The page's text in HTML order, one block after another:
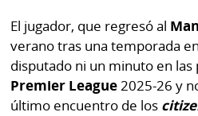
Corprensa
Hoy
⌾
Sábado
Picante
Tal
Cual
⌾
Sabrina
El jugador, que regresó al
verano tras una temporada
disputado ni un minuto en
Premier League2025-26 y
último encuentro de los